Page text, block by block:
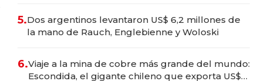
5.Dos argentinos levantaron US$ 6,2 millones de
la mano de Rauch, Englebienne y Woloski
6.Viaje a la mina de cobre más grande del mundo:
Escondida, el gigante chileno que exporta US$